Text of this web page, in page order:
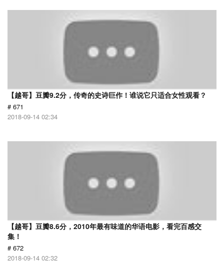
【越哥】豆瓣9.2分，传奇的史诗巨作！谁说它只适合女性观看？
# 671
2018-09-14 02:34
【越哥】豆瓣8.6分，2010年最有味道的华语电影，看完百感交
集！
# 672
2018-09-14 02:32